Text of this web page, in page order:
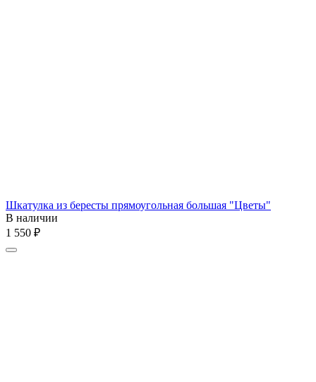
Шкатулка из бересты прямоугольная большая "Цветы"
В наличии
1 550 ₽